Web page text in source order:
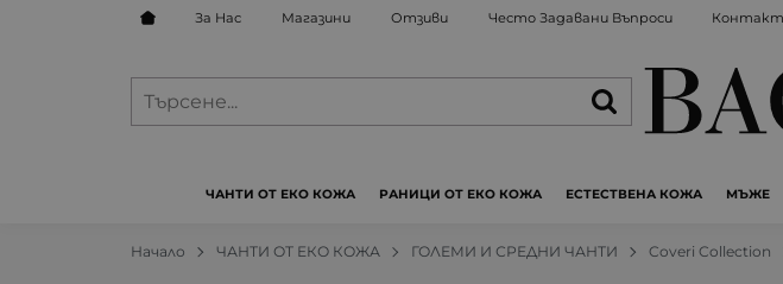
За Нас Магазини Отзиви Често Задавани Въпроси
ЧАНТИ ОТ ЕКО КОЖА РАНИЦИ ОТ ЕКО КОЖА ЕСТЕСТВЕНА КОЖА МЪЖЕ
Начало ЧАНТИ ОТ ЕКО КОЖА ГОЛЕМИ И СРЕДНИ ЧАНТИ Coveri Collection